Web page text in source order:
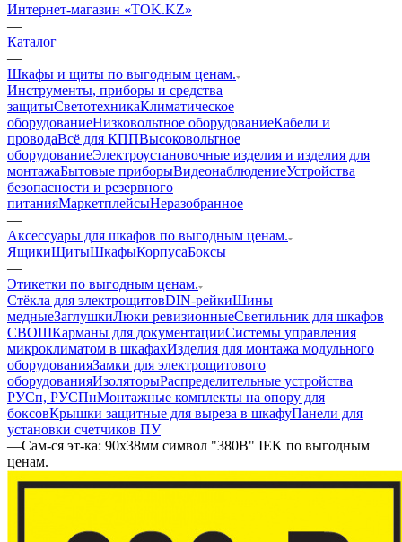
Интернет-магазин «TOK.KZ»
—
Каталог
—
Шкафы и щиты по выгодным ценам.
Инструменты, приборы и средства
защитыСветотехникаКлиматическое
оборудованиеНизковольтное оборудованиеКабели и
проводаВсё для КППВысоковольтное
оборудованиеЭлектроустановочные изделия и изделия для
монтажаБытовые приборыВидеонаблюдениеУстройства
безопасности и резервного
питанияМаркетплейсыНеразобранное
—
Аксессуары для шкафов по выгодным ценам.
ЯщикиЩитыШкафыКорпусаБоксы
—
Этикетки по выгодным ценам.
Стёкла для электрощитовDIN-рейкиШины
медныеЗаглушкиЛюки ревизионныеСветильник для шкафов
СВОШКарманы для документацииСистемы управления
микроклиматом в шкафахИзделия для монтажа модульного
оборудованияЗамки для электрощитового
оборудованияИзоляторыРаспределительные устройства
РУСп, РУСПнМонтажные комплекты на опору для
боксовКрышки защитные для выреза в шкафуПанели для
установки счетчиков ПУ
—Сам-ся эт-ка: 90х38мм символ "380В" IEK по выгодным
ценам.